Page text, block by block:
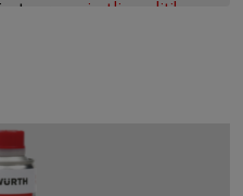
vores
privatlivspolitik
at få adgang til videoen